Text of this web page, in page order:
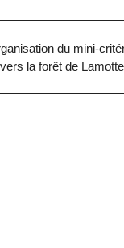
du mini-
vers la forêt de